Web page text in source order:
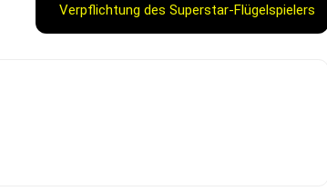
Verpflichtung des Superstar-Flügelspielers